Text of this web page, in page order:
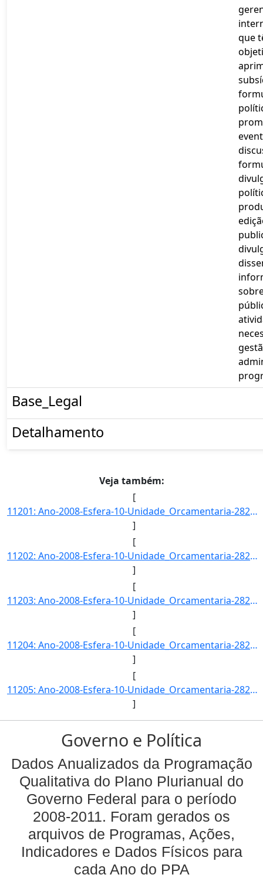
que
Base_Legal
Detalhamento
Veja também:
[
11201: Ano-2008-Esfera-10-Unidade_Orcamentaria-28202-Funcao-22-SubFuncao-122-Programa-0390-Acao-2272-Locali]
]
[
11202: Ano-2008-Esfera-10-Unidade_Orcamentaria-28202-Funcao-22-SubFuncao-128-Programa-0390-Acao-4572-Locali]
]
[
11203: Ano-2008-Esfera-10-Unidade_Orcamentaria-28202-Funcao-22-SubFuncao-128-Programa-0390-Acao-4572-Locali]
]
[
11204: Ano-2008-Esfera-10-Unidade_Orcamentaria-28202-Funcao-22-SubFuncao-131-Programa-0390-Acao-4641-Locali]
]
[
11205: Ano-2008-Esfera-10-Unidade_Orcamentaria-28202-Funcao-22-SubFuncao-212-Programa-0681-Acao-0007-Locali]
]
Governo e Política
Dados Anualizados da Programação
Qualitativa do Plano Plurianual do
Governo Federal para o período
2008-2011. Foram gerados os
arquivos de Programas, Ações,
Indicadores e Dados Físicos para
cada Ano do PPA